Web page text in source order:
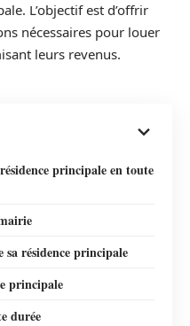
L’objectif est d’offrir
nécessaires pour louer
leurs revenus.
principale en toute
sa résidence principale
principale
durée